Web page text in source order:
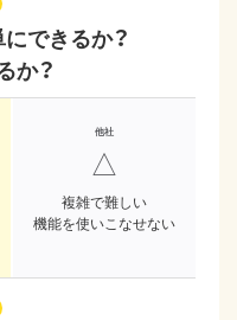
できるか？
か？
△
複雑で難しい
機能を使いこなせない